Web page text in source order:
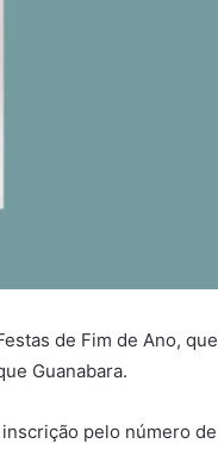
de Fim de Ano, que
Guanabara.
pelo número de